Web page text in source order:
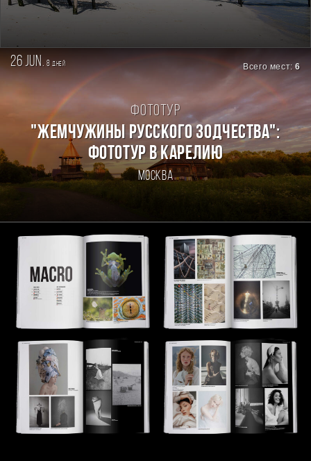
26 jun. 8дней Всего мест:6
Фототур
"ЖЕМЧУЖИНЫ РУССКОГО ЗОДЧЕСТВА":
ФОТОТУР В КАРЕЛИЮ
Москва